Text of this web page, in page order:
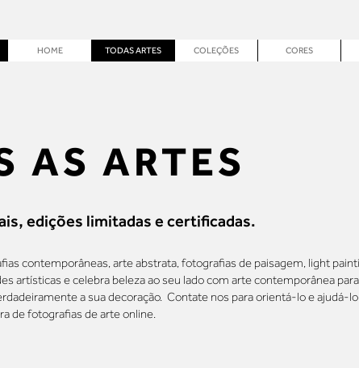
HOME TODAS ARTES COLEÇÕES CORES
AS ARTES
edições limitadas e certificadas.
contemporâneas, arte abstrata, fotografias de paisagem, light
artísticas e celebra beleza ao seu lado com arte contemporânea
a sua decoração. Contate nos para orientá-lo e ajudá-
de fotografias de arte online.